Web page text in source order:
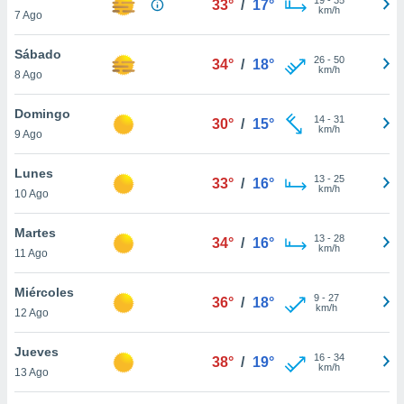
más
nuestra
y
de
disponible
cookies
aceptar
7 Ago
33° / 17°
km/h
Sábado
8 Ago
34° / 18° 26- 50
km/h
Domingo
9 Ago
30° / 15° 14- 31
km/h
Lunes
10 Ago
33° / 16° 13- 25
km/h
Martes
11 Ago
34° / 16° 13- 28
km/h
Miércoles
12 Ago
36° / 18° 9- 27
km/h
Jueves
13 Ago
38° / 19° 16- 34
km/h